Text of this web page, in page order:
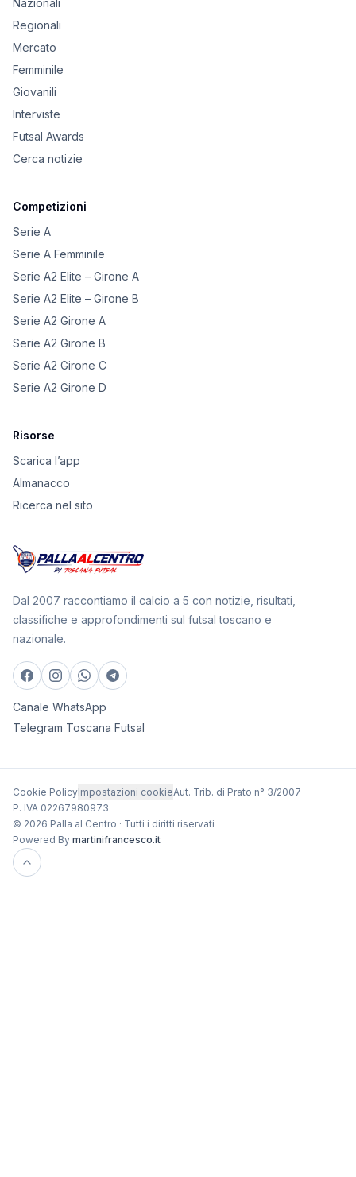
Nazionali
Regionali
Mercato
Femminile
Giovanili
Interviste
Futsal Awards
Cerca notizie
Competizioni
Serie A
Serie A Femminile
Serie A2 Elite – Girone A
Serie A2 Elite – Girone B
Serie A2 Girone A
Serie A2 Girone B
Serie A2 Girone C
Serie A2 Girone D
Risorse
Scarica l’app
Almanacco
Ricerca nel sito
Dal 2007 raccontiamo il calcio a 5 con notizie, risultati,
classifiche e approfondimenti sul futsal toscano e
nazionale.
Canale WhatsApp
Telegram Toscana Futsal
Cookie PolicyImpostazioni cookieAut. Trib. di Prato n° 3/2007
P. IVA 02267980973
© 2026 Palla al Centro · Tutti i diritti riservati
Powered By martinifrancesco.it